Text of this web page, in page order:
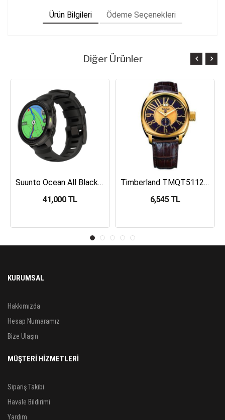
Ürün Bilgileri Ödeme Seçenekleri
Diğer Ürünler
Suunto Ocean All Black Dalış Bilgisayarı SS050982000
41,000 TL
Timberland TMQT5112401 Erkek Kol Saati
6,545 TL
KURUMSAL
Hakkımızda
Hesap Numaramız
Bize Ulaşın
MÜŞTERİ HİZMETLERİ
Sipariş Takibi
Havale Bildirimi
Yardım